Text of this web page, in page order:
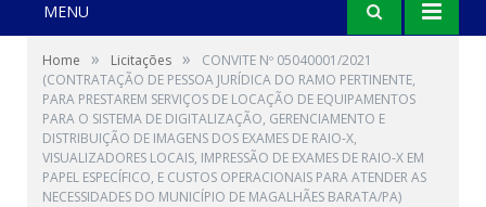
MENU
Home » Licitações »
CONVITE Nº 05040001/2021
(CONTRATAÇÃO DE PESSOA JURÍDICA DO RAMO PERTINENTE,
PARA PRESTAREM SERVIÇOS DE LOCAÇÃO DE EQUIPAMENTOS
PARA O SISTEMA DE DIGITALIZAÇÃO, GERENCIAMENTO E
DISTRIBUIÇÃO DE IMAGENS DOS EXAMES DE RAIO-X,
VISUALIZADORES LOCAIS, IMPRESSÃO DE EXAMES DE RAIO-X EM
PAPEL ESPECÍFICO, E CUSTOS OPERACIONAIS PARA ATENDER AS
NECESSIDADES DO MUNICÍPIO DE MAGALHÃES BARATA/PA)